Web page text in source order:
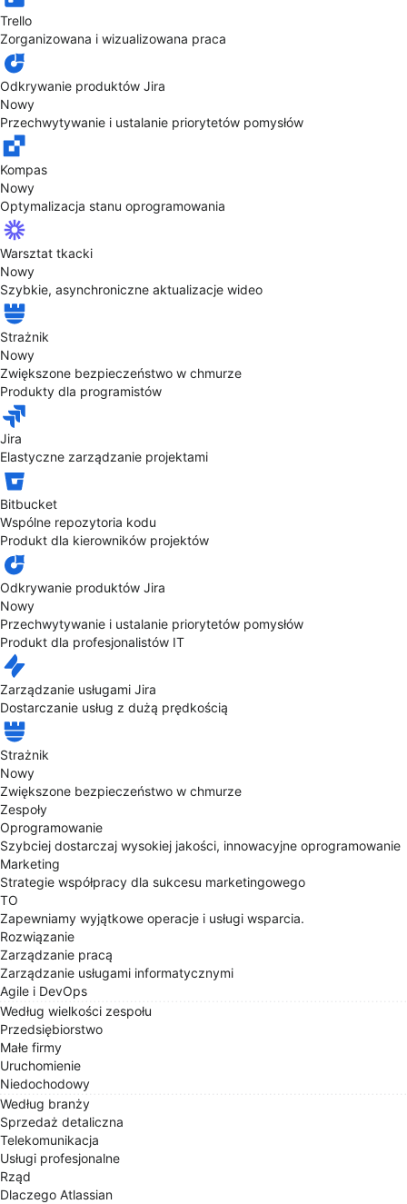
Trello
Zorganizowana i wizualizowana praca
Odkrywanie produktów Jira
Nowy
Przechwytywanie i ustalanie priorytetów pomysłów
Kompas
Nowy
Optymalizacja stanu oprogramowania
Warsztat tkacki
Nowy
Szybkie, asynchroniczne aktualizacje wideo
Strażnik
Nowy
Zwiększone bezpieczeństwo w chmurze
Produkty dla programistów
Jira
Elastyczne zarządzanie projektami
Bitbucket
Wspólne repozytoria kodu
Produkt dla kierowników projektów
Odkrywanie produktów Jira
Nowy
Przechwytywanie i ustalanie priorytetów pomysłów
Produkt dla profesjonalistów IT
Zarządzanie usługami Jira
Dostarczanie usług z dużą prędkością
Strażnik
Nowy
Zwiększone bezpieczeństwo w chmurze
Zespoły
Oprogramowanie
Szybciej dostarczaj wysokiej jakości, innowacyjne oprogramowanie
Marketing
Strategie współpracy dla sukcesu marketingowego
TO
Zapewniamy wyjątkowe operacje i usługi wsparcia.
Rozwiązanie
Zarządzanie pracą
Zarządzanie usługami informatycznymi
Agile i DevOps
Według wielkości zespołu
Przedsiębiorstwo
Małe firmy
Uruchomienie
Niedochodowy
Według branży
Sprzedaż detaliczna
Telekomunikacja
Usługi profesjonalne
Rząd
Dlaczego Atlassian